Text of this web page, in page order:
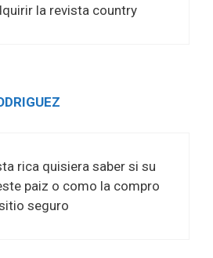
la revista country
rica quisiera saber si su
paiz o como la compro
seguro